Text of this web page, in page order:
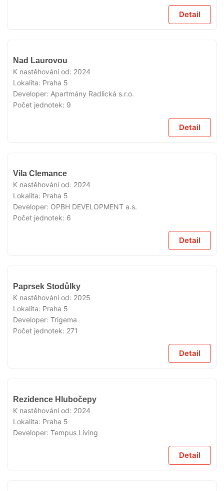
Detail
Nad Laurovou
K nastěhování od: 2024
Lokalita: Praha 5
Developer: Apartmány Radlická s.r.o.
Počet jednotek: 9
Detail
Vila Clemance
K nastěhování od: 2024
Lokalita: Praha 5
Developer: OPBH DEVELOPMENT a.s.
Počet jednotek: 6
Detail
Paprsek Stodůlky
K nastěhování od: 2025
Lokalita: Praha 5
Developer: Trigema
Počet jednotek: 271
Detail
Rezidence Hlubočepy
K nastěhování od: 2024
Lokalita: Praha 5
Developer: Tempus Living
Detail